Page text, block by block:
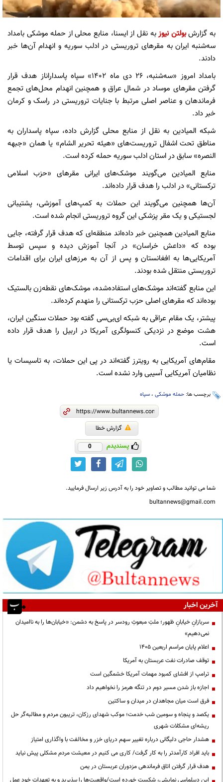
به گزارشبولتن نیوزبه نقل از ایسنا، منابع محلی از حمله موشکی بامداد
سه‌شنبه ایران به مقرهای تروریستی در ادلب سوریه و انهدام آن‌ها خبر
دادند.
بامداد امروز «سه‌شنبه، ۲۶ دی ماه ۱۴۰۲» سپاه پاسداراناز هدف قرار
گرفتن مقرهای موساد در شمال عراق و همچنین انهدام محل‌های تجمع
فرماندهان و عناصر اصلی مرتبط با جنایات تروریستی در راسک و کرمان
خبر داد.
شبکه المیادین به نقل از منابع محلی گزارش داده، سپاه پاسداران به
مناطق تحت اشفال تروریست‌های «هیئه تحریر الشام» یا همان «جبهه
النصره» سابق در استان ادلب سوریه حمله کرده است.
منابع المیادین می‌گویند موشک‌های ایرانی مقرهای «حزب اسلامی
ترکستانی» در ادلب را هدف قرار داده‌اند.
آن‌ها همچنین می‌گویند این حملات به کمپ‌های آموزشی، پشتیبانی
لجستیکی و یک مقر پزشکی این گروه تروریستی انجام شده است.
منابع المیادین همچنین خبر داده‌اند منطقه‌ای که هدف قرار گرفته، جایی
بوده که «داعش خراسان» در آنجا آموزش دیده‌ و سپس توسط
آمریکایی‌ها به افغانستان و پس از آن به مرزهای ایران برای اقدامات
تروریستی منتقل شده بودند.
این منابع گفته‌اند موشک‌های استفاده‌شده، موشک‌های نقطه‌زن بالستیک
بوده‌اند که مقرهای اصلی حزب ترکستانی را منهدم کرده‌اند.
پیشتر، یک مقام عراقی به شبکه ای‌بی‌سی گفته بود حملات سنگین ایران،
هشت موضع در نزدیکی کنسولگری آمریکا در اربیل را هدف قرار داده
است.
مقام‌های آمریکایی به رویترز گفته‌اند در پی این حملات، به تاسیسات یا
نظامیان آمریکایی آسیبی وارد نشده است.
برچسب ها: حمله موشکی ، سپاه
گزارش خطا
پسندیدم 0
شما می توانید مطالب و تصاویر خود را به آدرس زیر ارسال فرمایید.
bultannews@gmail.com
آخرین اخبار
سربازانِ خیابانِ ظهور؛ ملتِ مبعوثِ رودسر در پاسخ به دشمن: «خیابان‌ها را به ناامیدان
نمی‌دهیم»
اعلام پایان مراسم اربعین ۱۴۰۵
توقف صادرات نفت عربستان به آمریکا
ترامپ از افشای کمبود مهمات آمریکا خشمگین است
اجازه باز شدن مسیر دوم در تنگه هرمز را نخواهیم داد
فرق است میان مجاهدان در میدان و ساکتین
یکصد و پنجاه و سومین شب خدمت؛ موکب شهدای رزکان، تریبون مردم و مطالبه‌گر حل
ریشه‌ای مشکلات شهری
هشدار حاجی دلیگانی درباره تغییر سهم دریای خزر و مخالفت با واگذاری امتیاز
باید افراد کارآمدتر را به کار گرفت/ کاری می کنیم در معیشت مردم مشکلی پیش نیاید
هدف قرار گرفتن اتاق‌ فرماندهی مزدوران عربستان در یمن
این دیپلماسی نمایشی، شکست خورده است/واقعیت‌ها را بپذیرید و به تعهدات خود عمل